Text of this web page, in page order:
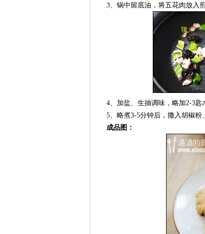
3、锅中留底油，将五花肉放入煎
4、加盐、生抽调味，略加2-3匙
5、略煮3-5分钟后，撒入胡椒粉
成品图：